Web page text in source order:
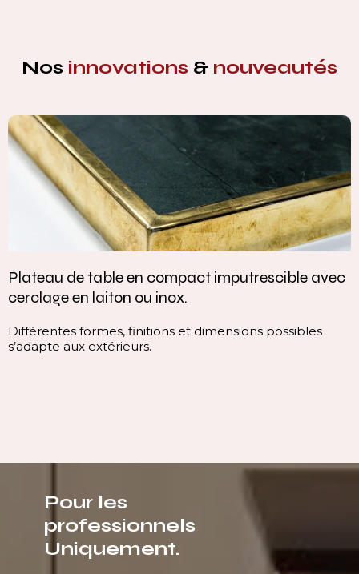
Nos innovations & nouveautés
Plateau de table en compact imputrescible avec
cerclage en laiton ou inox.
Différentes formes, finitions et dimensions possibles
s’adapte aux extérieurs.
Pour les
professionnels
Uniquement.